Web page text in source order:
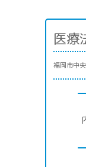
医療
福岡市中